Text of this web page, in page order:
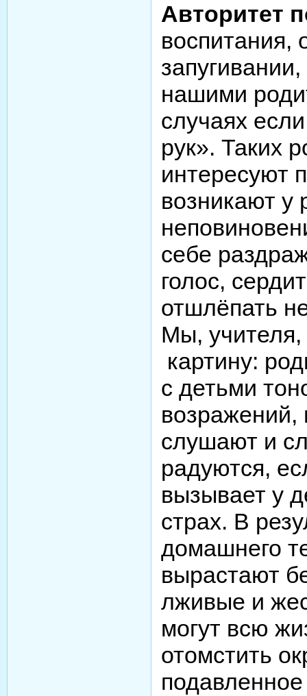
Авторитет
воспитания,
нашими
случаях
рук». Таких
интересуют
возникают у
себе
голос,
отшлёпать
Мы,
картину:
с детьми
возражений,
слушают и
радуются,
вызывает у
страх. В
домашнего
вырастают
лживые и
могут всю
отомстить